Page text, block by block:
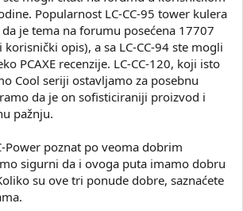
Popularnost LC-CC-95 tower kulera
je tema na forumu posećena 17707
opis), a sa LC-CC-94 ste mogli
PCAXE recenzije. LC-CC-120, koji isto
Cool seriji ostavljamo za posebnu
da je on sofisticiraniji proizvod i
pažnju.
Power poznat po veoma dobrim
sigurni da i ovoga puta imamo dobru
su ove tri ponude dobre, saznaćete